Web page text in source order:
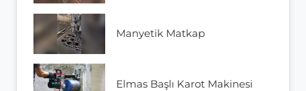
Manyetik Matkap
Elmas Başlı Karot Makinesi